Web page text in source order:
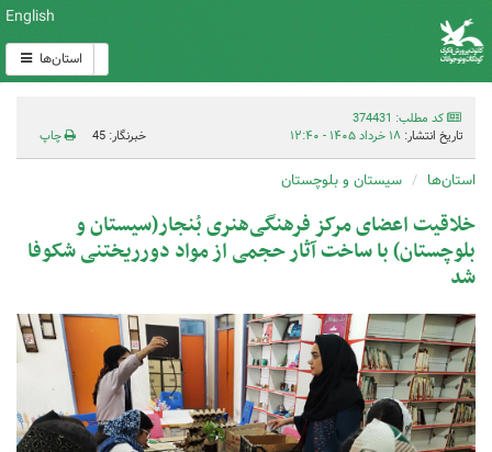
English
استان‌ها
کد مطلب: 374431
تاریخ انتشار: ۱۸ خرداد ۱۴۰۵ - ۱۲:۴۰ خبرنگار: 45 چاپ
استان‌ها سیستان و بلوچستان
خلاقیت اعضای مرکز فرهنگی‌هنری بُنجار(سیستان و
بلوچستان) با ساخت آثار حجمی از مواد دورریختنی شکوفا
شد